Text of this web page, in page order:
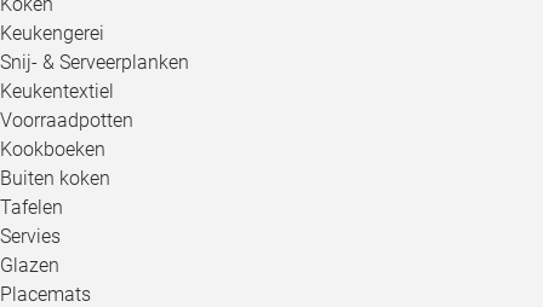
Keukengerei
Snij- & Serveerplanken
Keukentextiel
Voorraadpotten
Kookboeken
Buiten koken
Tafelen
Servies
Glazen
Placemats